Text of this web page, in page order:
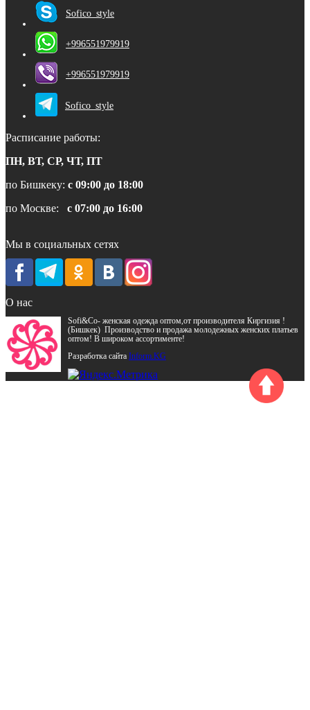
Sofico_style
+996551979919
+996551979919
Sofico_style
Расписание работы:
ПН, ВТ, СР, ЧТ, ПТ
по Бишкеку: с 09:00 до 18:00
по Москве: с 07:00 до 16:00
Мы в социальных сетях
О нас
Sofi&Co- женская одежда оптом,от производителя Киргизия !
(Бишкек) Производство и продажа молодежных женских платьев
оптом! В широком ассортименте!
Разработка сайта Inform.KG